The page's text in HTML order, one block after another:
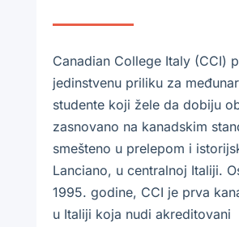
Canadian College Italy (CCI)
jedinstvenu priliku za
studente koji žele da dobiju
zasnovano na kanadskim
smešteno u prelepom i
Lanciano, u centralnoj Italiji.
1995. godine, CCI je prva
u Italiji koja nudi akreditovani